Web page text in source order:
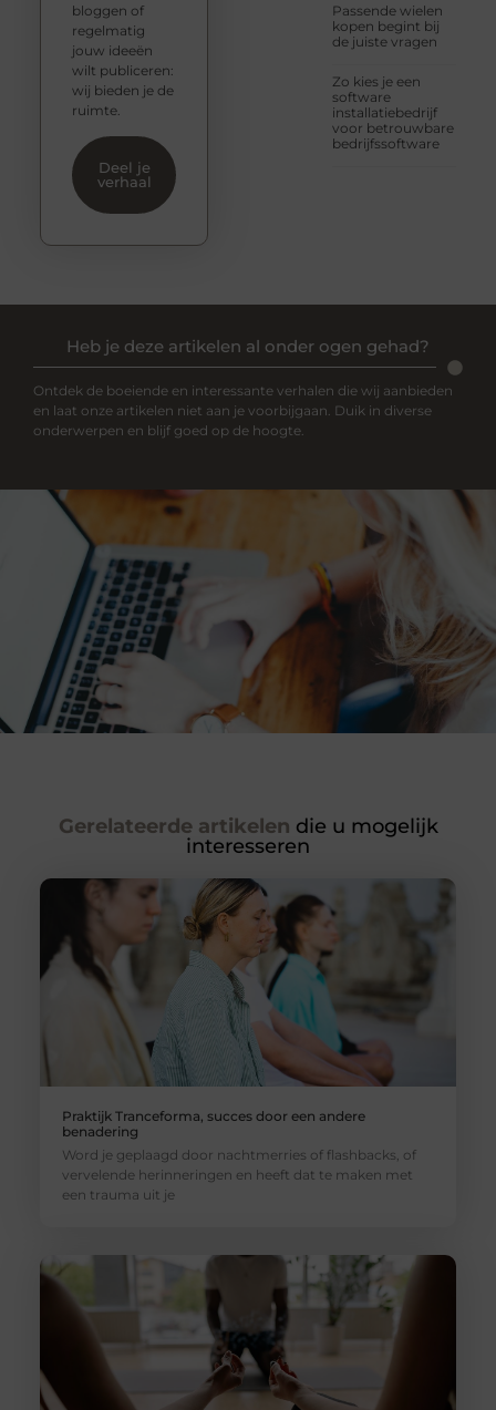
Passende wielen
kopen begint bij
de juiste vragen
Zo kies je een
software
installatiebedrijf
voor betrouwbare
bedrijfssoftware
bloggen of
regelmatig
jouw ideeën
wilt publiceren:
wij bieden je de
ruimte.
Deel je
verhaal
Heb je deze artikelen al onder ogen gehad?
Ontdek de boeiende en interessante verhalen die wij aanbieden
en laat onze artikelen niet aan je voorbijgaan. Duik in diverse
onderwerpen en blijf goed op de hoogte.
Gerelateerde artikelen die u mogelijk
interesseren
Praktijk Tranceforma, succes door een andere
benadering
Word je geplaagd door nachtmerries of flashbacks, of
vervelende herinneringen en heeft dat te maken met
een trauma uit je